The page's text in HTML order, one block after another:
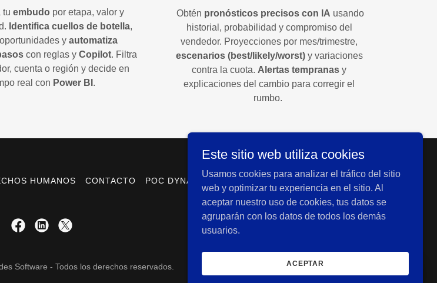
tu embudo por etapa, valor y
Identifica cuellos de botella,
y automatiza
con reglas y Copilot. Filtra
cuenta o región y decide en
real con Power BI .
Obtén pronósticos precisos con IA usando
historial, probabilidad y compromiso del
vendedor. Proyecciones por mes/trimestre,
escenarios (best/likely/worst)y variaciones
contra la cuota. Alertas tempranas y
explicaciones del cambio para corregir el
rumbo.
HUMANOS CONTACTO POC DYNAMICS 365 SALES
Software - Todos los derechos reservados.
Este sitio web utiliza cookies
Usamos cookies para analizar el tráfico del sitio
web y optimizar tu experiencia en el sitio. Al
aceptar nuestro uso de cookies, tus datos se
agruparán con los datos de todos los demás
usuarios.
ACEPTAR